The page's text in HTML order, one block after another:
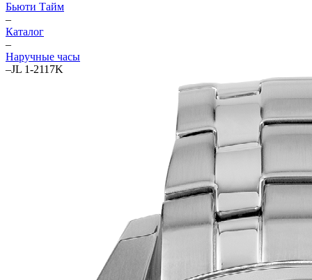
Бьюти Тайм
–
Каталог
–
Наручные часы
–JL 1-2117K